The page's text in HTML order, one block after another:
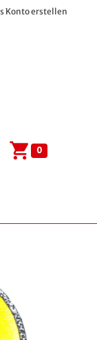
Konto erstellen
shopping_cart 0